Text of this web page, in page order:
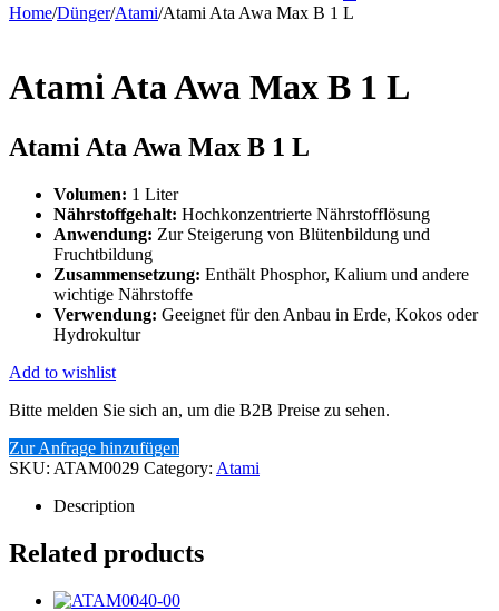
Home/Dünger/Atami/Atami Ata Awa Max B 1 L
Atami Ata Awa Max B 1 L
Atami Ata Awa Max B 1 L
Volumen: 1 Liter
Nährstoffgehalt: Hochkonzentrierte Nährstofflösung
Anwendung: Zur Steigerung von Blütenbildung und
Fruchtbildung
Zusammensetzung: Enthält Phosphor, Kalium und andere
wichtige Nährstoffe
Verwendung: Geeignet für den Anbau in Erde, Kokos oder
Hydrokultur
Add to wishlist
Bitte melden Sie sich an, um die B2B Preise zu sehen.
Zur Anfrage hinzufügen
SKU: ATAM0029 Category: Atami
Description
Related products